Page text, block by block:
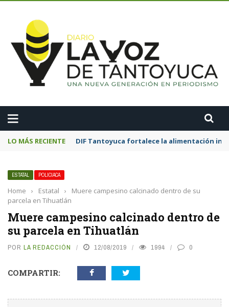
LO MÁS RECIENTE DIF Tantoyuca fortalece la alimentación
ESTATAL POLICIACA
Home › Estatal ›
Muere campesino calcinado dentro de su
parcela en Tihuatlán
Muere campesino calcinado dentro de
su parcela en Tihuatlán
POR LA REDACCIÓN 12/08/2019 1994 0
COMPARTIR: